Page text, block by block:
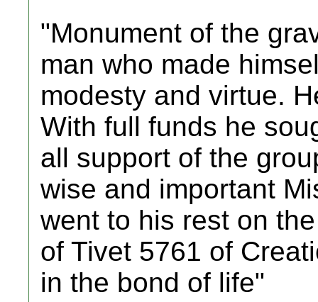
"Monument of the
man who made
modesty and virtue.
With full funds he
all support of the
wise and important
went to his rest on
of Tivet 5761 of
in the bond of life"